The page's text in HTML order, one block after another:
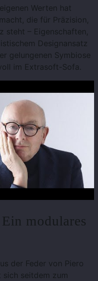
Werten hat
die für Präzision,
steht – Eigenschaften,
Designansatz
gelungenen Symbiose
im Extrasoft-Sofa.
modulares
der Feder von Piero
seitdem zum